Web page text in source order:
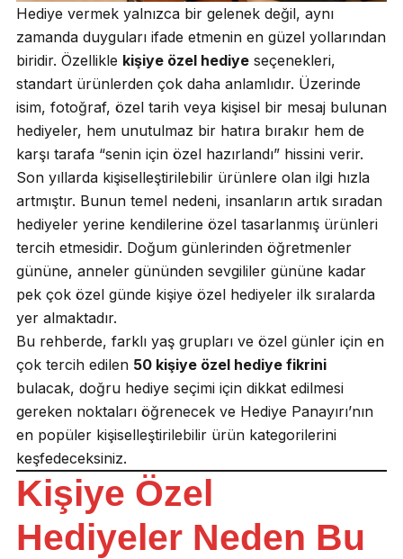
Hediye vermek yalnızca bir gelenek değil, aynı
zamanda duyguları ifade etmenin en güzel yollarından
biridir. Özellikle kişiye özel hediyeseçenekleri,
standart ürünlerden çok daha anlamlıdır. Üzerinde
isim, fotoğraf, özel tarih veya kişisel bir mesaj bulunan
hediyeler, hem unutulmaz bir hatıra bırakır hem de
karşı tarafa “senin için özel hazırlandı” hissini verir.
Son yıllarda kişiselleştirilebilir ürünlere olan ilgi hızla
artmıştır. Bunun temel nedeni, insanların artık sıradan
hediyeler yerine kendilerine özel tasarlanmış ürünleri
tercih etmesidir. Doğum günlerinden öğretmenler
gününe, anneler gününden sevgililer gününe kadar
pek çok özel günde kişiye özel hediyeler ilk sıralarda
yer almaktadır.
Bu rehberde, farklı yaş grupları ve özel günler için en
çok tercih edilen 50 kişiye özel hediye fikrini
bulacak, doğru hediye seçimi için dikkat edilmesi
gereken noktaları öğrenecek ve Hediye Panayırı’nın
en popüler kişiselleştirilebilir ürün kategorilerini
keşfedeceksiniz.
Kişiye Özel
Hediyeler Neden Bu